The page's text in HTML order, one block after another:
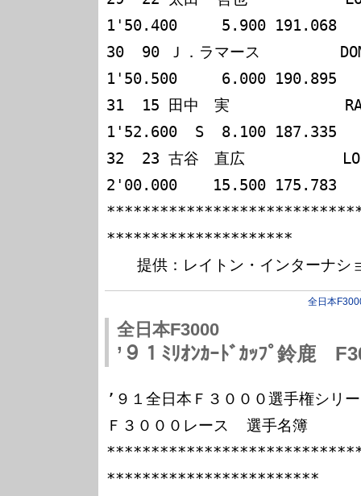
1'50.400     5.900 191.068
30  90 Ｊ．ラマース
1'50.500     6.000 190.895
31  15 田中　実
1'52.600  S  8.100 187.335
32  23 古谷　直広
2'00.000    15.500 175.783
*********************
全日本
全日本F3000
’９１ﾐﾘｵﾝｶｰﾄﾞｶｯﾌﾟ鈴鹿
’９１全日本Ｆ３０００選手権シリ
Ｆ３０００レース  選手名簿
************************